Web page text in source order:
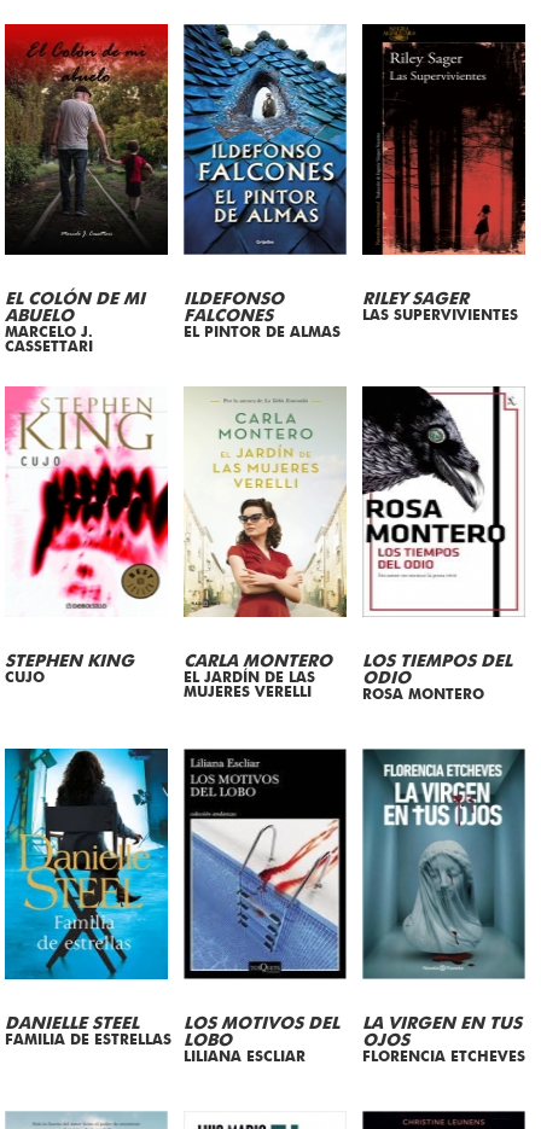
EL COLÓN DE MI
ABUELO
MARCELO J.
CASSETTARI
ILDEFONSO
FALCONES
EL PINTOR DE ALMAS
RILEY SAGER
LAS SUPERVIVIENTES
STEPHEN KING
CUJO
CARLA MONTERO
EL JARDÍN DE LAS
MUJERES VERELLI
LOS TIEMPOS DEL
ODIO
ROSA MONTERO
DANIELLE STEEL
FAMILIA DE ESTRELLAS
LOS MOTIVOS DEL
LOBO
LILIANA ESCLIAR
LA VIRGEN EN TUS
OJOS
FLORENCIA ETCHEVES